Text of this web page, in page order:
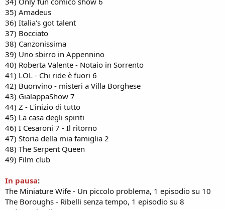
35) Amadeus
36) Italia's got talent
37) Bocciato
38) Canzonissima
39) Uno sbirro in Appennino
40) Roberta Valente - Notaio in Sorrento
41) LOL - Chi ride è fuori 6
42) Buonvino - misteri a Villa Borghese
43) GialappaShow 7
44) Z - L'inizio di tutto
45) La casa degli spiriti
46) I Cesaroni 7 - Il ritorno
47) Storia della mia famiglia 2
48) The Serpent Queen
49) Film club
In pausa:
The Miniature Wife - Un piccolo problema, 1 episodio su 10
The Boroughs - Ribelli senza tempo, 1 episodio su 8